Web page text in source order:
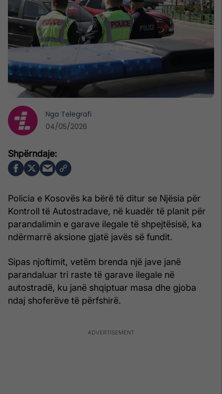
Policia e Kosovës ka bërë të ditur se Njësia për
Kontroll të Autostradave, në kuadër të planit për
parandalimin e garave ilegale të shpejtësisë, ka
ndërmarrë aksione gjatë javës së fundit.
Sipas njoftimit, vetëm brenda një jave janë
parandaluar tri raste të garave ilegale në
autostradë, ku janë shqiptuar masa dhe gjoba
ndaj shoferëve të përfshirë.
Nga Telegrafi
04/05/2026